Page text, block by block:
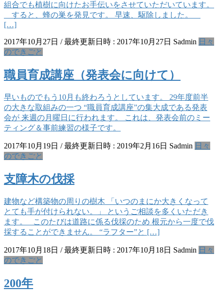
組合でも植樹に向けたお手伝いをさせていただいています。
すると、蜂の巣を発見です。 早速、駆除しました。
[…]
2017年10月27日 / 最終更新日時 : 2017年10月27日 Sadmin 日々
のできごと
職員育成講座（発表会に向けて）
早いものでもう10月も終わろうとしています。 29年度前半
の大きな取組みの一つ “職員育成講座”の集大成である発表
会が 来週の月曜日に行われます。 これは、発表会前のミー
ティング＆事前練習の様子です。
2017年10月19日 / 最終更新日時 : 2019年2月16日 Sadmin 日々
のできごと
支障木の伐採
建物など構築物の周りの樹木 「いつのまにか大きくなって
とても手が付けられない。」 というご相談を多くいただき
ます。 このたびは道路に係る伐採のため 根元から一度で伐
採することができません。 “ラフター”と […]
2017年10月18日 / 最終更新日時 : 2017年10月18日 Sadmin 日々
のできごと
200年